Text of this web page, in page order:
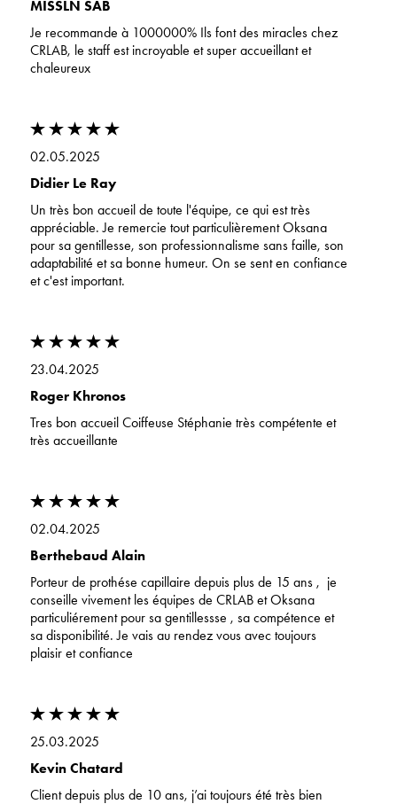
MISSLN SAB
Je recommande à 1000000% Ils font des miracles chez
CRLAB, le staff est incroyable et super accueillant et
chaleureux
02.05.2025
Didier Le Ray
Un très bon accueil de toute l'équipe, ce qui est très
appréciable. Je remercie tout particulièrement Oksana
pour sa gentillesse, son professionnalisme sans faille, son
adaptabilité et sa bonne humeur. On se sent en confiance
et c'est important.
23.04.2025
Roger Khronos
Tres bon accueil Coiffeuse Stéphanie très compétente et
très accueillante
02.04.2025
Berthebaud Alain
Porteur de prothése capillaire depuis plus de 15 ans , je
conseille vivement les équipes de CRLAB et Oksana
particuliérement pour sa gentillessse , sa compétence et
sa disponibilité. Je vais au rendez vous avec toujours
plaisir et confiance
25.03.2025
Kevin Chatard
Client depuis plus de 10 ans, j’ai toujours été très bien